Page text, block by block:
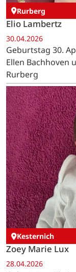
Rurberg
Elio Lambertz
30.04.2026
Geburtstag 30.
Ellen Bachhoven
Rurberg
Kesternich
Zoey Marie Lux
28.04.2026